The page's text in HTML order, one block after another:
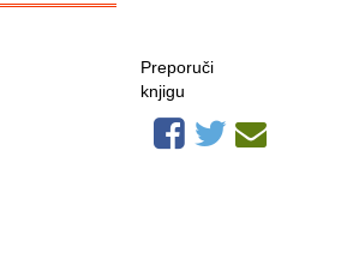
Preporuči
knjigu